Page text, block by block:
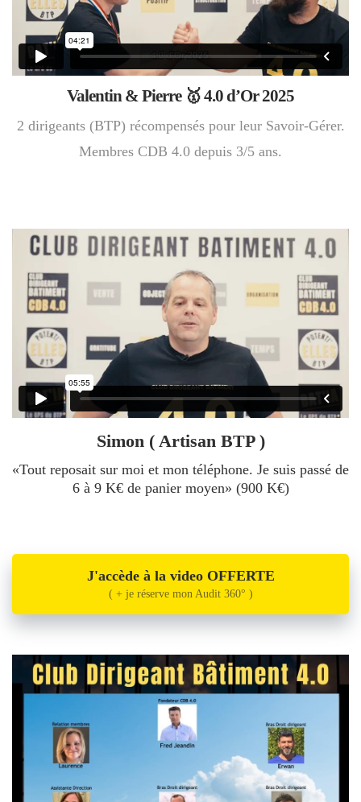
Valentin & Pierre 🥇 4.0 d’Or 2025
2 dirigeants (BTP) récompensés pour leur Savoir-Gérer.
Membres CDB 4.0 depuis 3/5 ans.
Simon ( Artisan BTP )
«Tout reposait sur moi et mon téléphone. Je suis passé de
6 à 9 K€ de panier moyen» (900 K€)
J'accède à la video OFFERTE
( + je réserve mon Audit 360° )